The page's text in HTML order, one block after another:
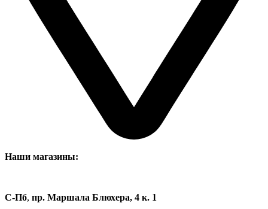
Наши магазины:
С-Пб, пр. Маршала Блюхера, 4 к. 1